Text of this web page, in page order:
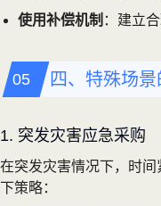
使用补偿机制 ：建立
四、特殊场
1. 突发灾害应急采购
在突发灾害情况下，时
下策略：